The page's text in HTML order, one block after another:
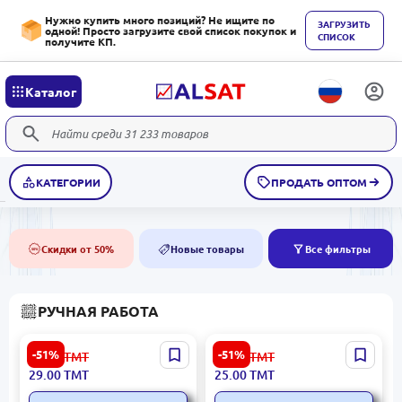
Нужно купить много позиций? Не ищите по
одной! Просто загрузите свой список покупок и
получите КП.
ЗАГРУЗИТЬ
СПИСОК
Каталог
КАТЕГОРИИ ПРОДАТЬ ОПТОМ
50% Скидки от 50% NEW Новые товары Все фильтры
РУЧНАЯ РАБОТА
-51% Подарочная коробка №5
60.00 ТМТ
29.00ТМТ
-51%
Подарочная коробка №3
52.00 ТМТ
25.00ТМТ